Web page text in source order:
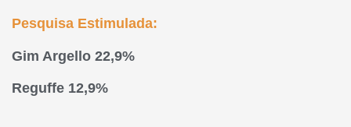
Pesquisa Estimulada:
Gim Argello 22,9%
Reguffe 12,9%